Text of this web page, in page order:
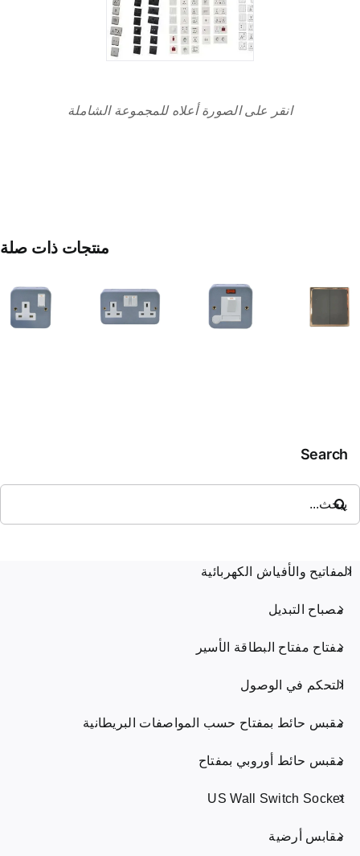
انقر على الصورة أعلاه للمجموعة الشاملة
منتجات ذات صلة
مفتاح
المعدني
المغلق
مزدوج
Search
عن:
المفاتيح والأفياش الكهربائية
مصباح التبديل
مفتاح مفتاح البطاقة الأسير
التحكم في الوصول
مقبس حائط بمفتاح حسب المواصفات البريطانية
مقبس حائط أوروبي بمفتاح
US Wall Switch Socket
مقابس أرضية